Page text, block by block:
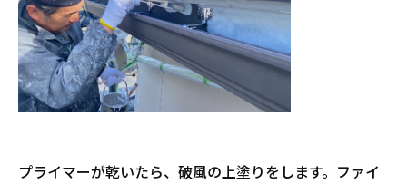
プライマーが乾いたら、破風の上塗りをします。ファイ